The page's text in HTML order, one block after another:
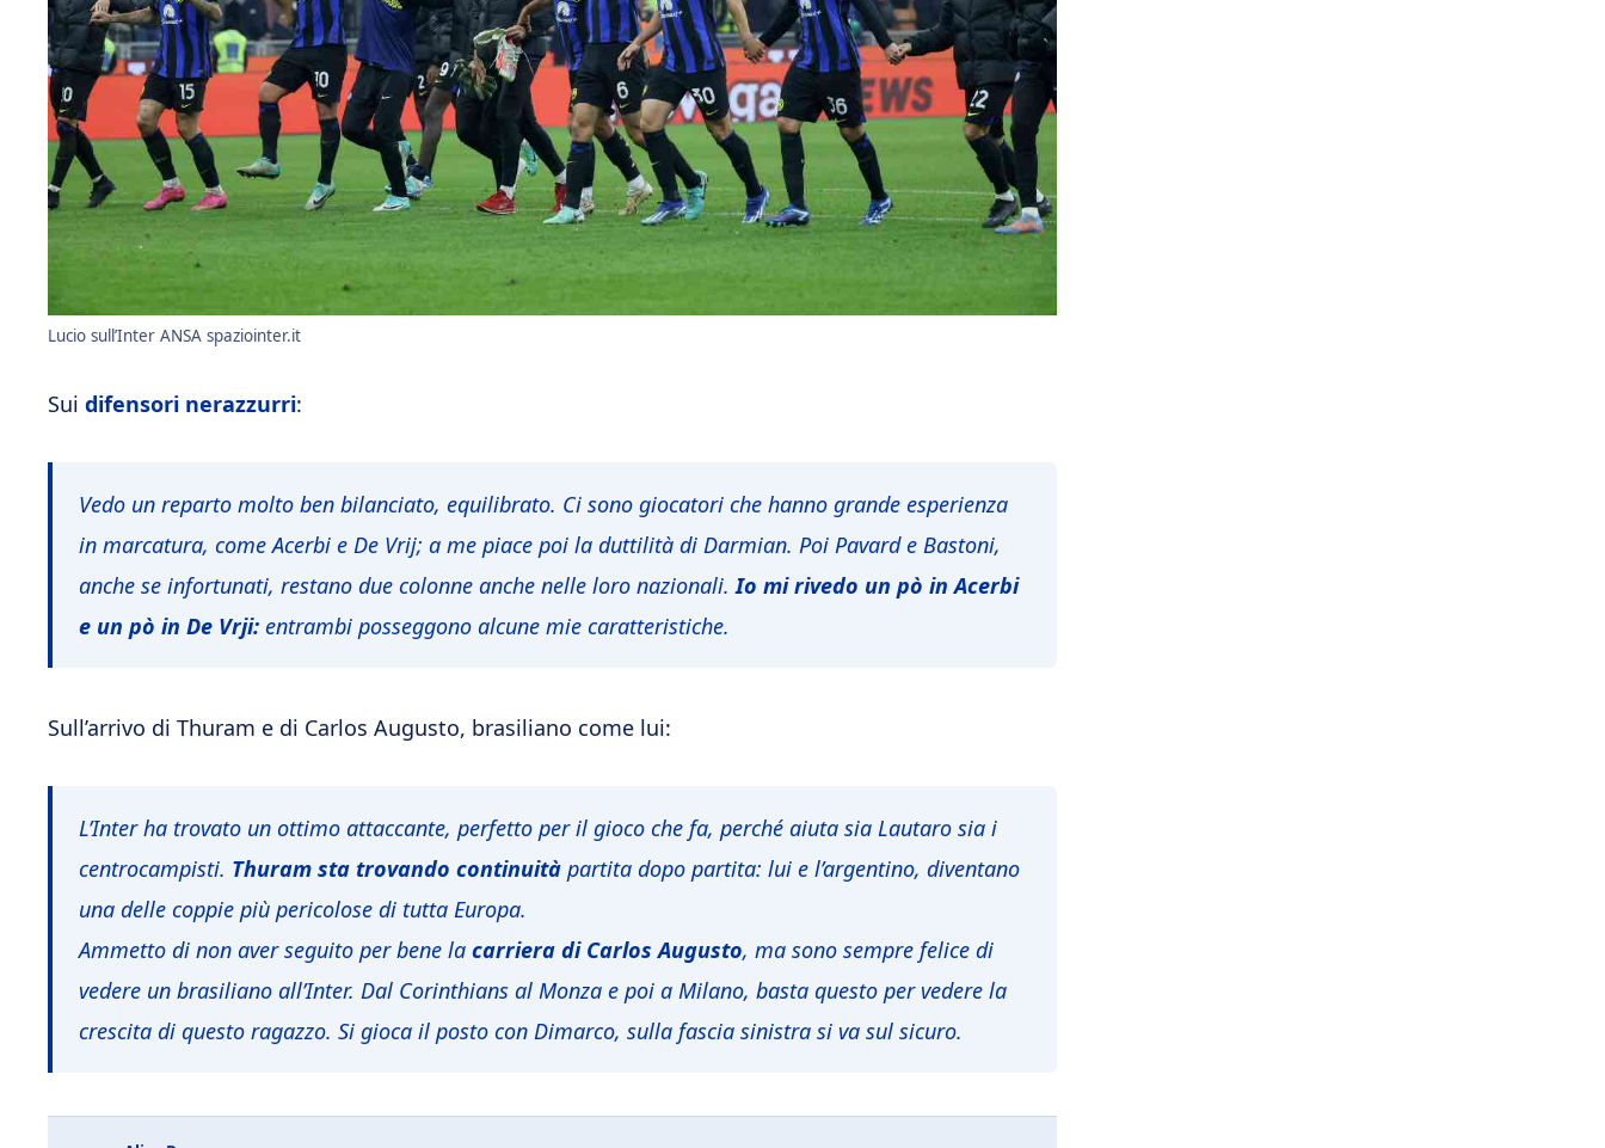
Lucio sull’Inter ANSA spaziointer.it
Sui difensori nerazzurri:
Vedo un reparto molto ben bilanciato, equilibrato. Ci sono giocatori che hanno grande esperienza
in marcatura, come Acerbi e De Vrij; a me piace poi la duttilità di Darmian. Poi Pavard e Bastoni,
anche se infortunati, restano due colonne anche nelle loro nazionali.Io mi rivedo un pò in Acerbi
e un pò in De Vrji: entrambi posseggono alcune mie caratteristiche.
Sull’arrivo di Thuram e di Carlos Augusto, brasiliano come lui:
L’Inter ha trovato un ottimo attaccante, perfetto per il gioco che fa, perché aiuta sia Lautaro sia i
centrocampisti. Thuram sta trovando continuità partita dopo partita: lui e l’argentino, diventano
una delle coppie più pericolose di tutta Europa.
Ammetto di non aver seguito per bene la carriera di Carlos Augusto, ma sono sempre felice di
vedere un brasiliano all’Inter. Dal Corinthians al Monza e poi a Milano, basta questo per vedere la
crescita di questo ragazzo. Si gioca il posto con Dimarco, sulla fascia sinistra si va sul sicuro.